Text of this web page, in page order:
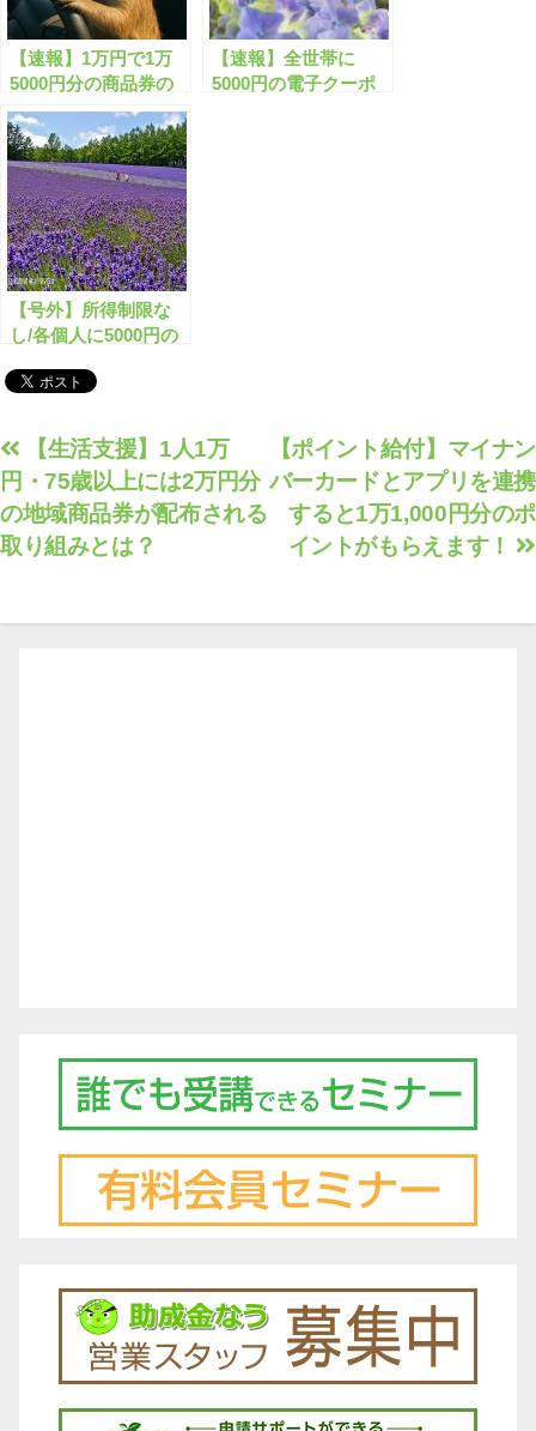
【速報】1万円で1万
5000円分の商品券の
配布が開始します！
【速報】全世帯に
5000円の電子クーポ
【号外】所得制限な
し/各個人に5000円の
ます！
投
稿
ナ
ビ
【ポイント給付】マイナン
バーカードとアプリを連携
すると1万1,000円分のポ
イントがもらえます！
【生活支援】1人1万
円・75歳以上には2万円分
の地域商品券が配布される
取り組みとは？